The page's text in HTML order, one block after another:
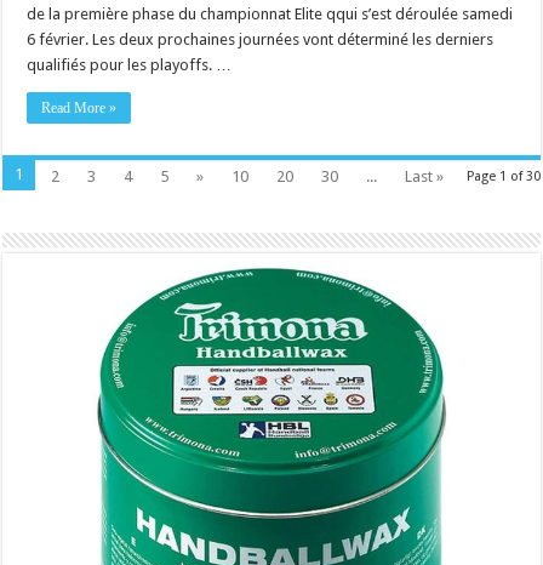
de la première phase du championnat Elite qqui s’est déroulée samedi
6 février. Les deux prochaines journées vont déterminé les derniers
qualifiés pour les playoffs. …
Read More »
Page 1 of 30
1 2 3 4 5 » 10 20 30 ... Last »